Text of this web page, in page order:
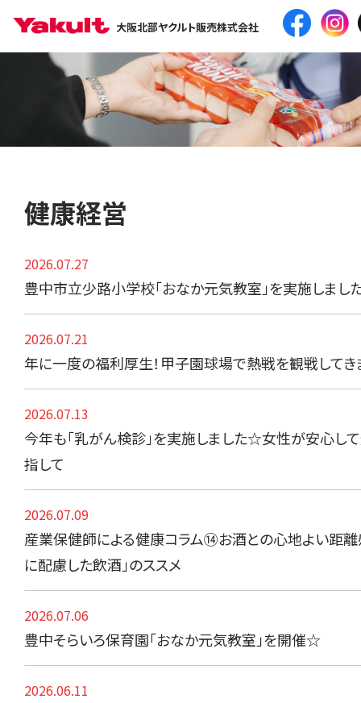
大阪北部ヤクルト販売株式会社
健康経営
2026.07.27
豊中市立少路小学校「おなか元気教室」を実施しまし
2026.07.21
年に一度の福利厚生！甲子園球場で熱戦を観戦して
2026.07.13
今年も「乳がん検診」を実施しました☆女性が安心し
指して
2026.07.09
産業保健師による健康コラム⑭お酒との心地よい距離
に配慮した飲酒」のススメ
2026.07.06
豊中そらいろ保育園「おなか元気教室」を開催☆
2026.06.11